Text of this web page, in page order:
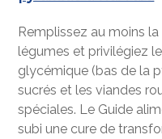
Remplissez au moins
légumes et privilégiez
glycémique (bas de la
sucrés et les viandes
spéciales. Le Guide
subi une cure de